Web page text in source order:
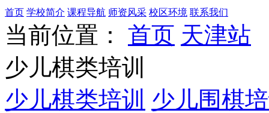
首页 学校简介 课程导航 师资风采 校区环境 联系我们
当前位置： 首页 天津站
少儿棋类培训
少儿棋类培训 少儿围棋